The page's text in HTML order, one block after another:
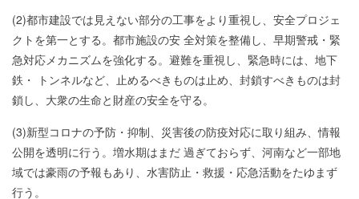
(2)都市建設では見えない部分の工事をより重視し、安全プロジェ
クトを第一とする。都市施設の安 全対策を整備し、早期警戒・緊
急対応メカニズムを強化する。避難を重視し、緊急時には、地下
鉄・ トンネルなど、止めるべきものは止め、封鎖すべきものは封
鎖し、大衆の生命と財産の安全を守る。
(3)新型コロナの予防・抑制、災害後の防疫対応に取り組み、情報
公開を透明に行う。増水期はまだ 過ぎておらず、河南など一部地
域では豪雨の予報もあり、水害防止・救援・応急活動をたゆまず
行う。